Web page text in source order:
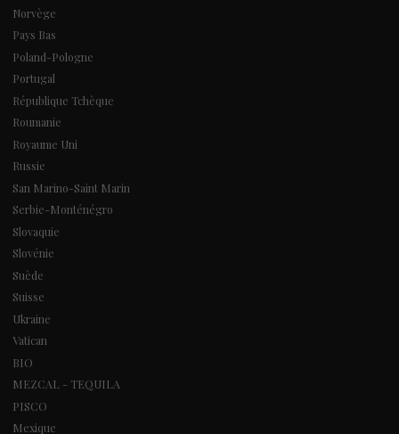
Norvège
Pays Bas
Poland-Pologne
Portugal
République Tchèque
Roumanie
Royaume Uni
Russie
San Marino-Saint Marin
Serbie-Monténégro
Slovaquie
Slovénie
Suède
Suisse
Ukraine
Vatican
BIO
MEZCAL - TEQUILA
PISCO
Mexique